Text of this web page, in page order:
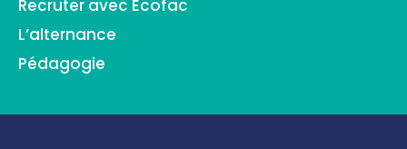
Recruter avec Ecofac
L’alternance
Pédagogie